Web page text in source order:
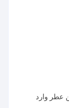
عطر وارد